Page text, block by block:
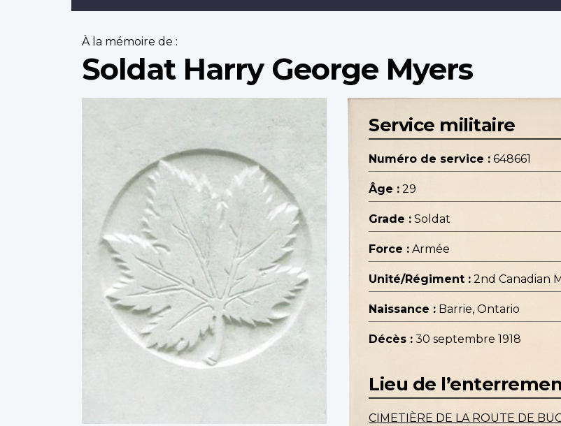
À la mémoire de :
Soldat Harry George Myers
Service militaire
Numéro de service : 648661
Âge : 29
Grade : Soldat
Force : Armée
Unité/Régiment : 2nd Canadian
Naissance : Barrie, Ontario
Décès : 30 septembre 1918
Lieu de
CIMETIÈRE DE LA ROUTE DE